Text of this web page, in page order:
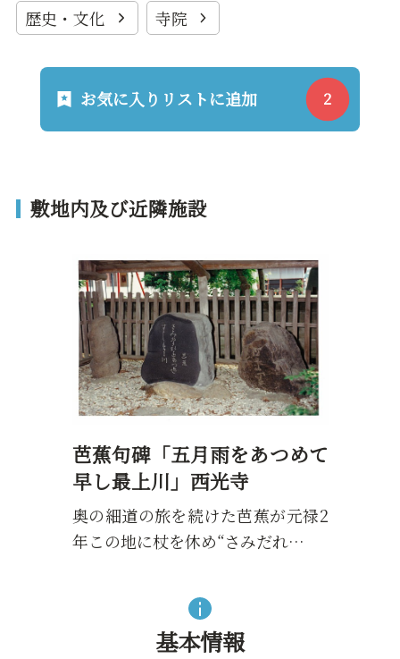
歴史・文化
寺院
お気に入りリストに追加
敷地内及び近隣施設
芭蕉句碑「五月雨をあつめて
早し最上川」西光寺
奥の細道の旅を続けた芭蕉が元禄2
年この地に杖を休め“さみだれ…
基本情報